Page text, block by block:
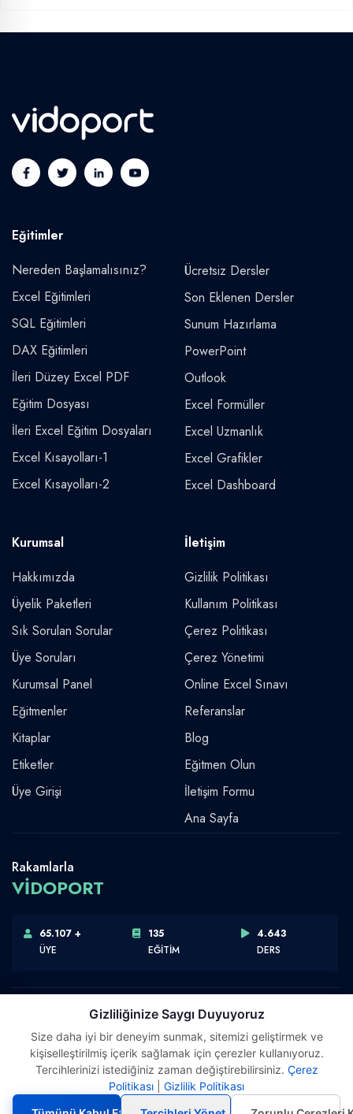
Eğitimler
Nereden Başlamalısınız?
Excel Eğitimleri
SQL Eğitimleri
DAX Eğitimleri
İleri Düzey Excel PDF
Eğitim Dosyası
İleri Excel Eğitim Dosyaları
Excel Kısayolları-1
Excel Kısayolları-2
Ücretsiz Dersler
Son Eklenen Dersler
Sunum Hazırlama
PowerPoint
Outlook
Excel Formüller
Excel Uzmanlık
Excel Grafikler
Excel Dashboard
Kurumsal
Hakkımızda
Üyelik Paketleri
Sık Sorulan Sorular
Üye Soruları
Kurumsal Panel
Eğitmenler
Kitaplar
Etiketler
Üye Girişi
İletişim
Gizlilik Politikası
Kullanım Politikası
Çerez Politikası
Çerez Yönetimi
Online Excel Sınavı
Referanslar
Blog
Eğitmen Olun
İletişim Formu
Ana Sayfa
Rakamlarla
VİDOPORT
65.107 +
ÜYE
135
EĞİTİM
4.643
DERS
Telif Hakkı © 2026 Vidoport, Inc.
Software,Design & Development:Webimonline
Gizliliğinize Saygı Duyuyoruz
Size daha iyi bir deneyim sunmak, sitemizi geliştirmek ve
kişiselleştirilmiş içerik sağlamak için çerezler kullanıyoruz.
Tercihlerinizi istediğiniz zaman değiştirebilirsiniz. Çerez
Politikası
Gizlilik Politikası